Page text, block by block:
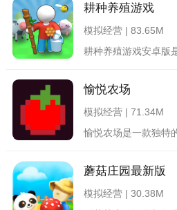
耕种养殖游戏
模拟经营 | 83.65M
愉悦农场
模拟经营 | 71.34M
蘑菇庄园最新版
模拟经营 | 30.38M